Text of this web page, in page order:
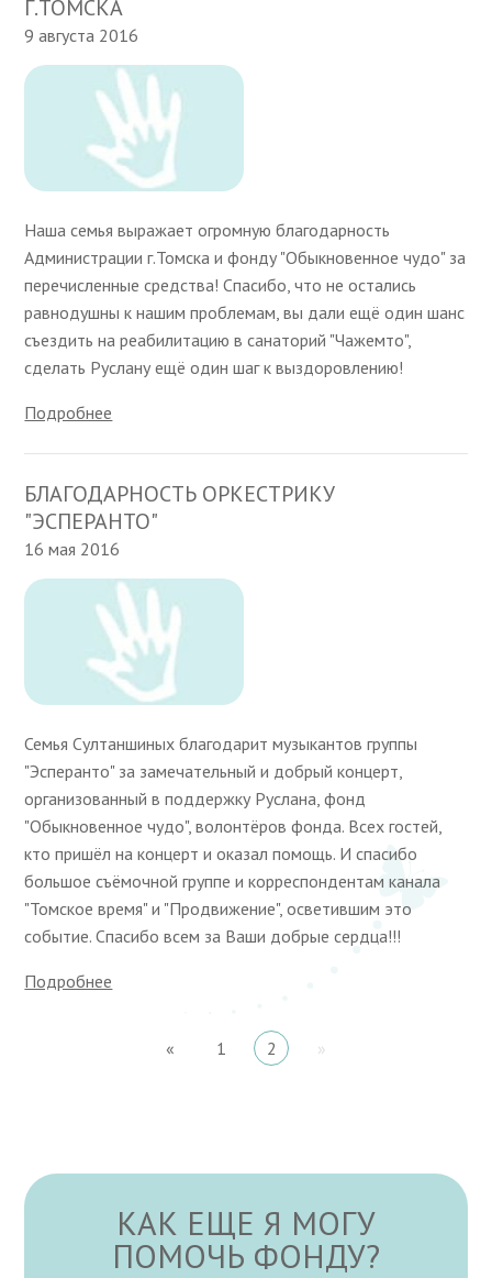
Г.ТОМСКА
9 августа 2016
Наша семья выражает огромную благодарность
Администрации г.Томска и фонду "Обыкновенное чудо" за
перечисленные средства! Спасибо, что не остались
равнодушны к нашим проблемам, вы дали ещё один шанс
съездить на реабилитацию в санаторий "Чажемто",
сделать Руслану ещё один шаг к выздоровлению!
Подробнее
БЛАГОДАРНОСТЬ ОРКЕСТРИКУ
"ЭСПЕРАНТО"
16 мая 2016
Семья Султаншиных благодарит музыкантов группы
"Эсперанто" за замечательный и добрый концерт,
организованный в поддержку Руслана, фонд
"Обыкновенное чудо", волонтёров фонда. Всех гостей,
кто пришёл на концерт и оказал помощь. И спасибо
большое съёмочной группе и корреспондентам канала
"Томское время" и "Продвижение", осветившим это
событие. Спасибо всем за Ваши добрые сердца!!!
Подробнее
« 1 2 »
КАК ЕЩЕ Я МОГУ
ПОМОЧЬ ФОНДУ?